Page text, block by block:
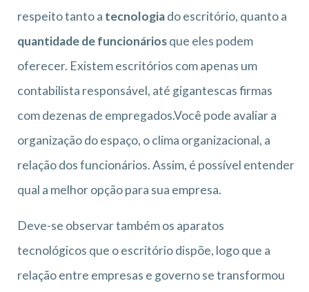
respeito tanto a tecnologiado escritório, quanto a
quantidade de funcionáriosque eles podem
oferecer. Existem escritórios com apenas um
contabilista responsável, até gigantescas firmas
com dezenas de empregados.Você pode avaliar a
organização do espaço, o clima organizacional, a
relação dos funcionários. Assim, é possível entender
qual a melhor opção para sua empresa.
Deve-se observar também os aparatos
tecnológicos que o escritório dispõe, logo que a
relação entre empresas e governo se transformou